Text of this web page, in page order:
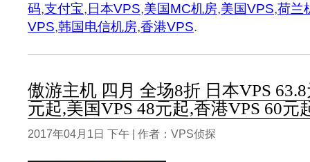
码,支付宝, 日本VPS,美国MC机房,美国VPS,荷兰
VPS,韩国电信机房,香港VPS.
傲游主机 四月 全场8折 日本VPS
元起,美国VPS 48元起,香港VPS 60元
2017年04月1日 下午 | 作者：VPS侦探